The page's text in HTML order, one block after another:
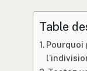
Table